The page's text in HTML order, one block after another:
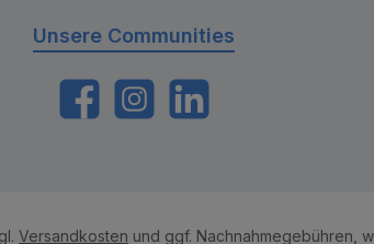
Unsere Communities
https://www.facebook.com/
InstagramLinkedIn
Versandkosten und ggf. Nachnahmegebühren,